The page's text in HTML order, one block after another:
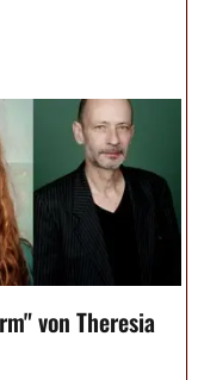
von Theresia